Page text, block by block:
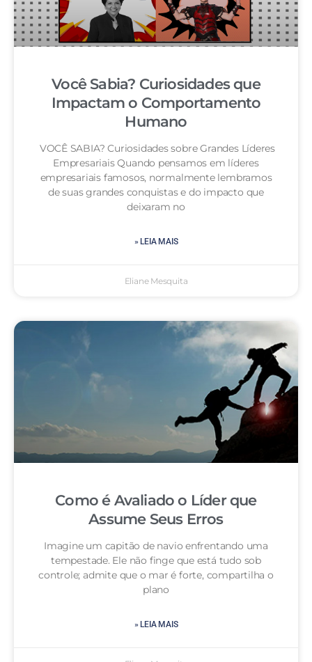
Você Sabia? Curiosidades que
Impactam o Comportamento
Humano
VOCÊ SABIA? Curiosidades sobre Grandes Líderes
Empresariais Quando pensamos em líderes
empresariais famosos, normalmente lembramos
de suas grandes conquistas e do impacto que
deixaram no
» LEIA MAIS
Eliane Mesquita
Como é Avaliado o Líder que
Assume Seus Erros
Imagine um capitão de navio enfrentando uma
tempestade. Ele não finge que está tudo sob
controle; admite que o mar é forte, compartilha o
plano
» LEIA MAIS